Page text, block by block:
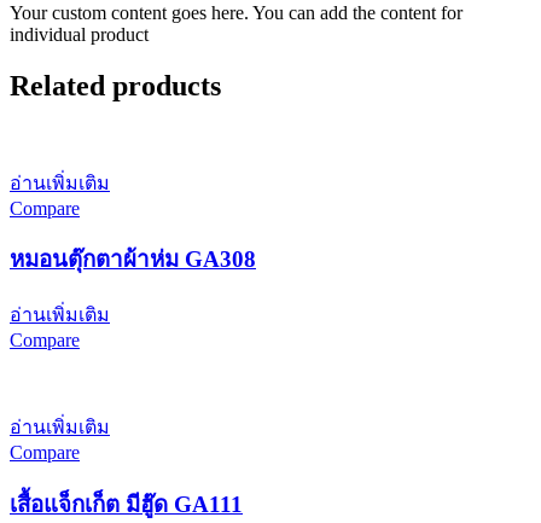
Your custom content goes here. You can add the content for
individual product
Related products
อ่านเพิ่มเติม
Compare
หมอนตุ๊กตาผ้าห่ม GA308
อ่านเพิ่มเติม
Compare
อ่านเพิ่มเติม
Compare
เสื้อแจ็กเก็ต มีฮู๊ด GA111